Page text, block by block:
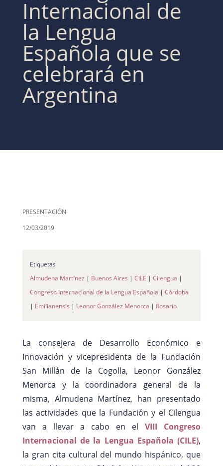
Internacional de
la Lengua
Española que se
celebrará en
Argentina
PRESENTACIÓN
12/03/2019
Etiquetas
Almudena Martínez | Buenos Aires | CILE | Cilengua |
Congreso Internacional de la Lengua Española | Córdoba
| Emilianensis | Leonor González Menorca | Rosario
La consejera de Desarrollo Económico e
Innovación y vicepresidenta de la Fundación
San Millán de la Cogolla, Leonor González
Menorca y la coordinadora general de la
misma, Almudena Martínez, han presentado
las actividades que la Fundación y el Cilengua
van a llevar a cabo en elVIII Congreso
Internacional de la Lengua Española (CILE),
la gran cita cultural del mundo hispánico, que